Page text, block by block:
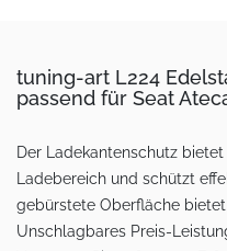
tuning-art L224
passend für Seat
Der Ladekantenschutz
Ladebereich und schützt
gebürstete Oberfläche
Unschlagbares Preis-